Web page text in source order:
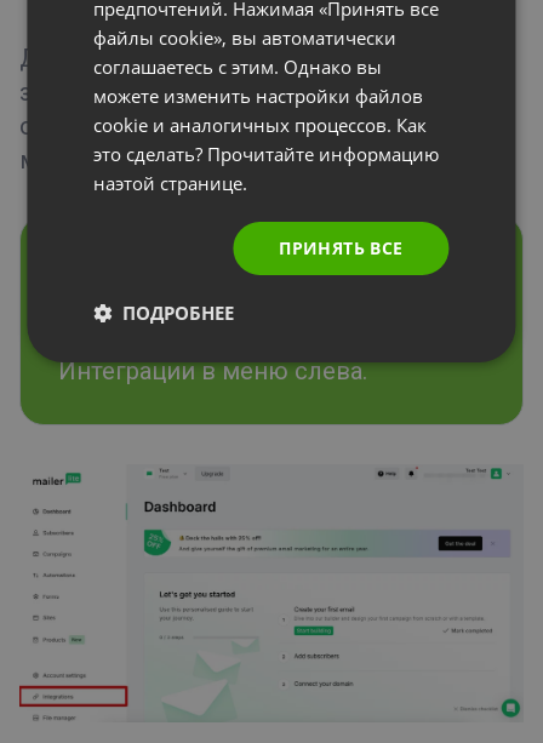
Для платных мероприятий все
зарегистрированные контакты будут
отправлены в MailerLite без различия
между оплатившими и неоплатившими.
Как это работает?
Сначала войдите в свою учетную
Интеграции в меню слева.
ITALIAN
предпочтений. Нажимая «Принять все
файлы cookie», вы автоматически
соглашаетесь с этим. Однако вы
можете изменить настройки файлов
cookie и аналогичных процессов. Как
это сделать? Прочитайте информацию
наэтой странице.
ПРИНЯТЬ ВСЕ
ПОДРОБНЕЕ